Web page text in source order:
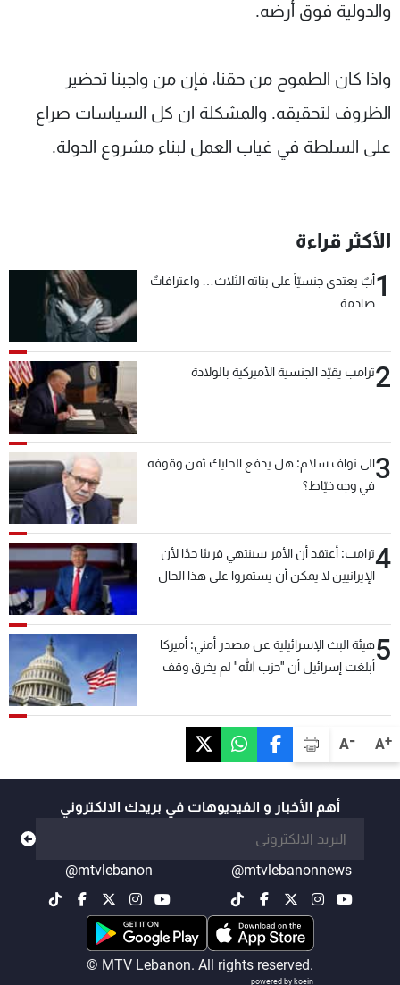
A+
A-
والدولية فوق أرضه.
واذا كان الطموح من حقنا، فإن من واجبنا تحضير
الظروف لتحقيقه. والمشكلة ان كل السياسات صراع
على السلطة في غياب العمل لبناء مشروع الدولة.
الأكثر قراءة
1أبٌ يعتدي جنسيّاً على بناته الثلاث… واعترافاتٌ
صادمة
2ترامب يقيّد الجنسية الأميركية بالولادة
3الى نواف سلام: هل يدفع الحايك ثمن وقوفه
في وجه خيّاط؟
4ترامب: أعتقد أن الأمر سينتهي قريبًا جدًا لأن
الإيرانيين لا يمكن أن يستمروا على هذا الحال
5هيئة البث الإسرائيلية عن مصدر أمني: أميركا
أبلغت إسرائيل أن "حزب الله" لم يخرق وقف
أهم الأخبار و الفيديوهات في بريدك الالكتروني
@mtvlebanonnews
@mtvlebanon
© MTV Lebanon. All rights reserved.
powered by koein